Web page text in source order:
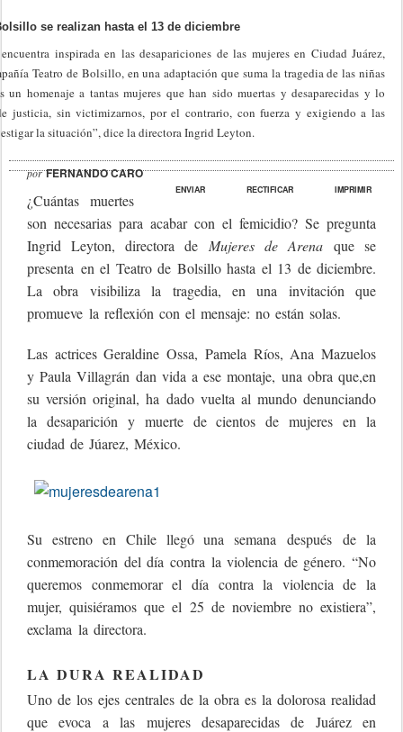
se realizan hasta el 13 de diciembre
inspirada en las desapariciones de las mujeres en Ciudad Juárez,
Teatro de Bolsillo, en una adaptación que suma la tragedia de las niñas
un homenaje a tantas mujeres que han sido muertas y desaparecidas y lo
justicia, sin victimizarnos, por el contrario, con fuerza y exigiendo a las
la situación”, dice la directora Ingrid Leyton.
porFERNANDO CARO
ENVIAR RECTIFICAR IMPRIMIR
¿Cuántas muertes
son necesarias para acabar con el femicidio? Se pregunta
Ingrid Leyton, directora de Mujeres de Arena que se
presenta en el Teatro de Bolsillo hasta el 13 de diciembre.
La obra visibiliza la tragedia, en una invitación que
promueve la reflexión con el mensaje: no están solas.
Las actrices Geraldine Ossa, Pamela Ríos, Ana Mazuelos
y Paula Villagrán dan vida a ese montaje, una obra que,en
su versión original, ha dado vuelta al mundo denunciando
la desaparición y muerte de cientos de mujeres en la
ciudad de Júarez, México.
Su estreno en Chile llegó una semana después de la
conmemoración del día contra la violencia de género. “No
queremos conmemorar el día contra la violencia de la
mujer, quisiéramos que el 25 de noviembre no existiera”,
exclama la directora.
LA DURA REALIDAD
Uno de los ejes centrales de la obra es la dolorosa realidad
que evoca a las mujeres desaparecidas de Juárez en